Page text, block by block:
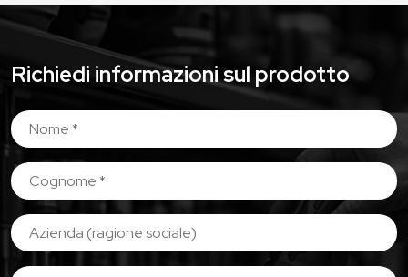
Richiedi informazioni sul prodotto